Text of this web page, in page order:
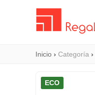
Inicio › Categoría ›
ECO